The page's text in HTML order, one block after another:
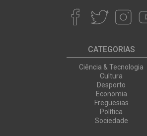
CATEGORIAS
Ciência & Tecnologia
Cultura
Desporto
Economia
Freguesias
Política
Sociedade